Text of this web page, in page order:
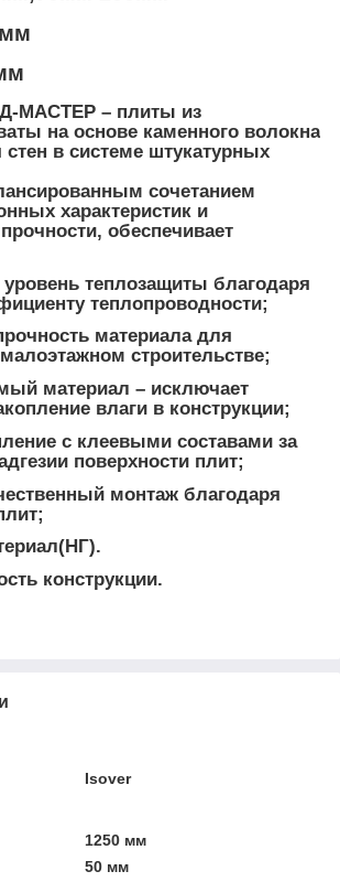
МАСТЕР – плиты из
на основе каменного волокна
в системе штукатурных
сочетанием
характеристик и
обеспечивает
теплозащиты благодаря
теплопроводности;
материала для
строительстве;
материал – исключает
влаги в конструкции;
с клеевыми составами за
поверхности плит;
монтаж благодаря
конструкции.
Isover
1250 мм
50 мм